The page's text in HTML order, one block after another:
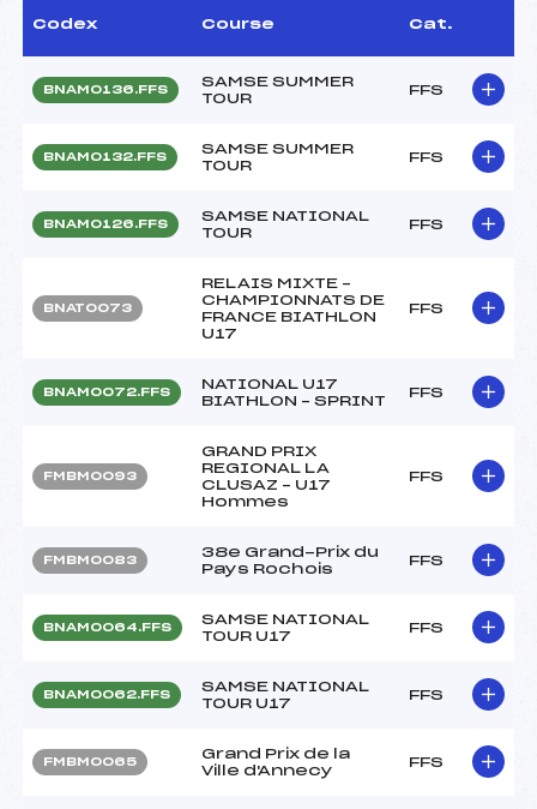
Codex Course Cat.
BNAM0136.FFS
SAMSE SUMMER
TOUR
FFS
BNAM0132.FFS
SAMSE SUMMER
TOUR
FFS
BNAM0126.FFS
SAMSE NATIONAL
TOUR
FFS
BNAT0073
RELAIS MIXTE –
CHAMPIONNATS DE
FRANCE BIATHLON
U17
FFS
BNAM0072.FFS
NATIONAL U17
BIATHLON – SPRINT
FFS
FMBM0093
GRAND PRIX
REGIONAL LA
CLUSAZ – U17
Hommes
FFS
FMBM0083
38e Grand-Prix du
Pays Rochois
FFS
BNAM0064.FFS
SAMSE NATIONAL
TOUR U17
FFS
BNAM0062.FFS
SAMSE NATIONAL
TOUR U17
FFS
FMBM0065
Grand Prix de la
Ville d'Annecy
FFS